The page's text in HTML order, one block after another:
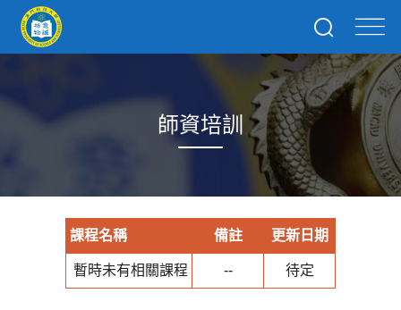
師資培訓
課程名稱 備註 更新日期
暫時未有相關課程 -- 待定